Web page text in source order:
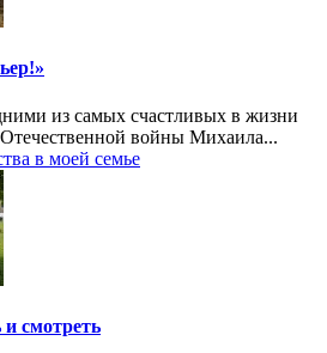
из самых счастливых в жизни
войны Михаила...
в моей семье
и смотреть